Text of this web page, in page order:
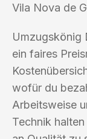
Vila Nova de
Umzugskönig
ein faires
wofür du
Arbeitsweise
Technik